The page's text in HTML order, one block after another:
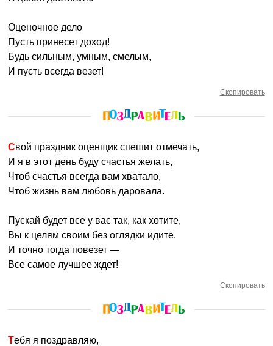
Оценочное дело
Пусть принесет доход!
Будь сильным, умным, смелым,
И пусть всегда везет!
Скопировать
Свой праздник оценщик спешит отмечать,
И я в этот день буду счастья желать,
Чтоб счастья всегда вам хватало,
Чтоб жизнь вам любовь даровала.
Пускай будет все у вас так, как хотите,
Вы к целям своим без оглядки идите.
И точно тогда повезет —
Все самое лучшее ждет!
Скопировать
Тебя я поздравляю,